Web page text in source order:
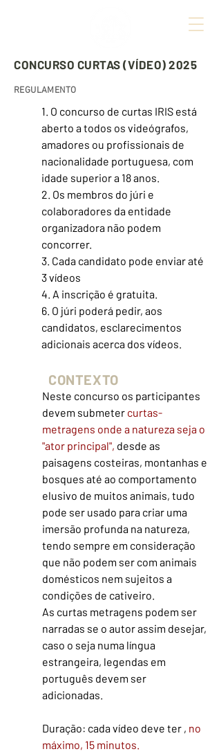
CONCURSO CURTAS (VÍDEO) 2025
REGULAMENTO
1. O concurso de curtas IRIS está
aberto a todos os videógrafos,
amadores ou profissionais de
nacionalidade portuguesa, com
idade superior a 18 anos.
2. Os membros do júri e
colaboradores da entidade
organizadora não podem
concorrer.
3. Cada candidato pode enviar até
3 vídeos
4. A inscrição é gratuita.
6. O júri poderá pedir, aos
candidatos, esclarecimentos
adicionais acerca dos vídeos.
CONTEXTO
Neste concurso os participantes
devem submeter curtas-
metragens onde a natureza seja o
"ator principal", desde as
paisagens costeiras, montanhas e
bosques até ao comportamento
elusivo de muitos animais, tudo
pode ser usado para criar uma
imersão profunda na natureza,
tendo sempre em consideração
que não podem ser com animais
domésticos nem sujeitos a
condições de cativeiro.
As curtas metragens podem ser
narradas se o autor assim desejar,
caso o seja numa língua
estrangeira, legendas em
português devem ser
adicionadas.
Duração: cada vídeo deve ter , no
máximo, 15 minutos.​